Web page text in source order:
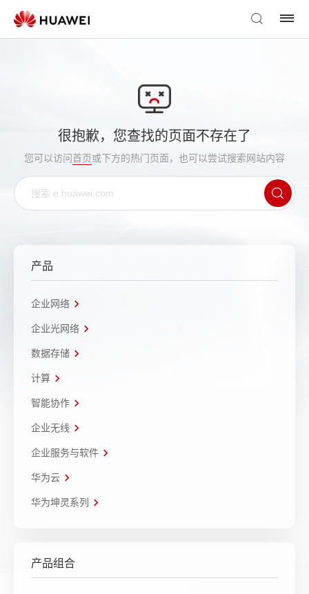
很抱歉，您查找的页面不存在了
您可以访问首页或下方的热门页面，也可以尝试搜索网站内容
产品
企业网络
企业光网络
数据存储
计算
智能协作
企业无线
企业服务与软件
华为云
华为坤灵系列
产品组合